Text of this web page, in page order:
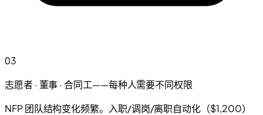
03
志愿者 · 董事 · 合同工——每种人需要不同权限
NFP 团队结构变化频繁。入职/调岗/离职自动化（$1,200）